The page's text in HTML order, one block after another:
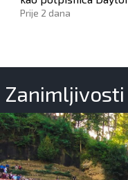
štititi hrvatski narod
Prije 2 dana